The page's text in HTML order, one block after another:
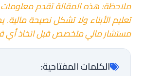
ملاحظة: هذه المقالة تقدم
تعليم الأبناء ولا تشكل نصيحة
مستشار مالي متخصص قبل اتخاذ أي
الكلمات المفتاحية: